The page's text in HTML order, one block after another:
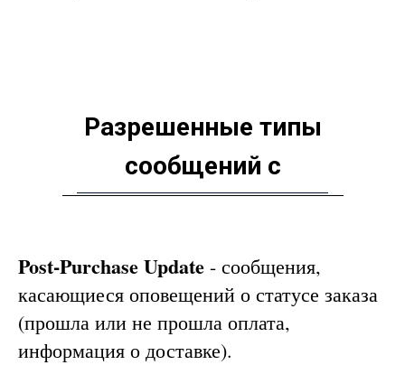
Разрешенные типы
сообщений с
допустимыми тегами
Post-Purchase Update - сообщения,
касающиеся оповещений о статусе заказа
(прошла или не прошла оплата,
информация о доставке).